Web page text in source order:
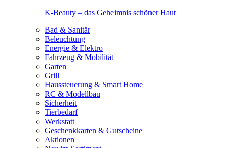
K-Beauty – das Geheimnis schöner Haut
Bad & Sanitär
Beleuchtung
Energie & Elektro
Fahrzeug & Mobilität
Garten
Grill
Haussteuerung & Smart Home
RC & Modellbau
Sicherheit
Tierbedarf
Werkstatt
Geschenkkarten & Gutscheine
Aktionen